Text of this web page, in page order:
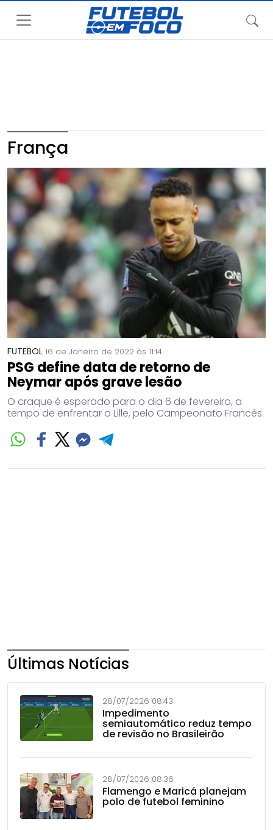
França
FUTEBOL 16 de Janeiro de 2022 às 11:14
PSG define data de retorno de
Neymar após grave lesão
O craque é esperado para o dia 6 de fevereiro, a
tempo de enfrentar o Lille, pelo Campeonato Francês.
Últimas Notícias
28/07/2026 08:43
Impedimento
semiautomático reduz tempo
de revisão no Brasileirão
28/07/2026 08:36
Flamengo e Maricá planejam
polo de futebol feminino